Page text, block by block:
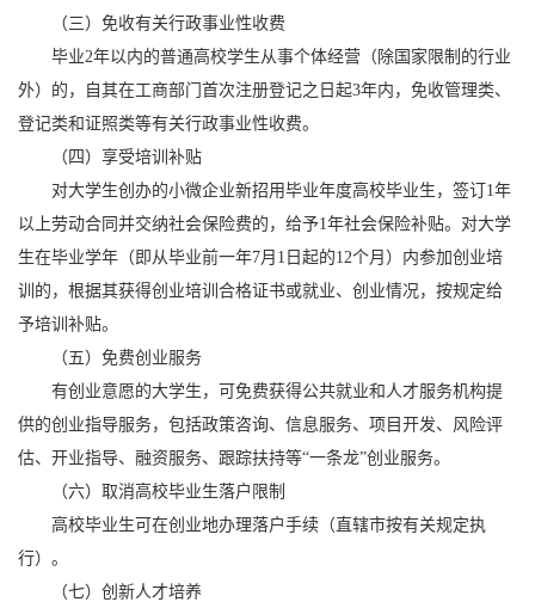
（三）免收有关行政事业性收费
毕业2年以内的普通高校学生从事个体经营（除国家限制的行业
外）的，自其在工商部门首次注册登记之日起3年内，免收管理类、
登记类和证照类等有关行政事业性收费。
（四）享受培训补贴
对大学生创办的小微企业新招用毕业年度高校毕业生，签订1年
以上劳动合同并交纳社会保险费的，给予1年社会保险补贴。对大学
生在毕业学年（即从毕业前一年7月1日起的12个月）内参加创业培
训的，根据其获得创业培训合格证书或就业、创业情况，按规定给
予培训补贴。
（五）免费创业服务
有创业意愿的大学生，可免费获得公共就业和人才服务机构提
供的创业指导服务，包括政策咨询、信息服务、项目开发、风险评
估、开业指导、融资服务、跟踪扶持等“一条龙”创业服务。
（六）取消高校毕业生落户限制
高校毕业生可在创业地办理落户手续（直辖市按有关规定执
行）。
（七）创新人才培养